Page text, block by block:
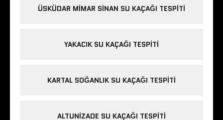
ÜSKÜDAR MIMAR SINAN SU KAÇAĞI TESPITI
YAKACIK SU KAÇAĞI TESPITI
KARTAL SOĞANLIK SU KAÇAĞI TESPITI
ALTUNIZADE SU KAÇAĞI TESPITI